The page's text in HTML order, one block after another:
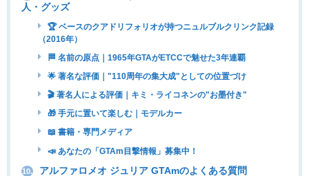
人・グッズ
🏆 ベースのクアドリフォリオが持つニュルブルクリンク記録
（2016年）
🏁 名前の原点｜1965年GTAがETCCで魅せた3年連覇
🌟 著名な評価｜"110周年の集大成"としての位置づけ
🎬 著名人による評価｜キミ・ライコネンの"お墨付き"
🎁 手元に置いて楽しむ｜モデルカー
📖 書籍・専門メディア
📣 あなたの「GTAm目撃情報」募集中！
10. アルファロメオ ジュリア GTAmのよくある質問